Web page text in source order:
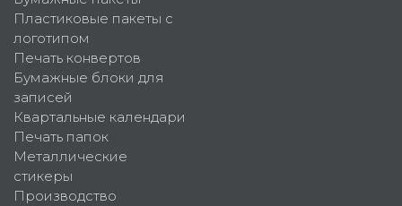
Пластиковые пакеты с
логотипом
Печать конвертов
Бумажные блоки для
записей
Квартальные календари
Печать папок
Металлические
стикеры
Производство